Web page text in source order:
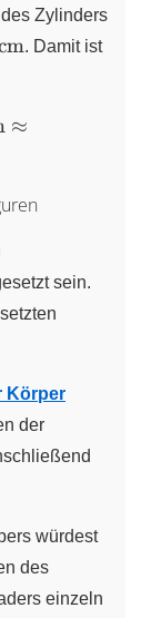
Zylinders
. Damit ist
≈
sein.
Körper
der
würdest
des
einzeln